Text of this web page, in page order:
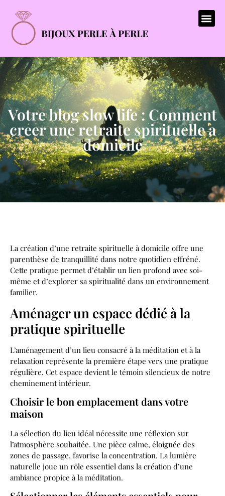
Votre blog slow life : Comment
creer une retraite spirituelle a
domicile
La création d’une retraite spirituelle à domicile offre une
parenthèse de tranquillité dans notre quotidien effréné.
Cette pratique permet d’établir un lien profond avec soi-
même et d’explorer sa spiritualité dans un environnement
familier.
Aménager un espace dédié à la
pratique spirituelle
L’aménagement d’un lieu consacré à la méditation et à la
relaxation représente la première étape vers une pratique
régulière. Cet espace devient le témoin silencieux de notre
cheminement intérieur.
Choisir le bon emplacement dans votre
maison
La sélection du lieu idéal nécessite une réflexion sur
l’atmosphère souhaitée. Une pièce calme, éloignée des
zones de passage, favorise la concentration. La lumière
naturelle joue un rôle essentiel dans la création d’une
ambiance propice à la méditation.